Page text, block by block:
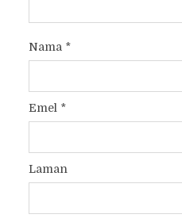
Nama *
Emel *
Laman